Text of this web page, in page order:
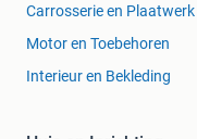
Carrosserie en Plaatwerk
Motor en Toebehoren
Interieur en Bekleding